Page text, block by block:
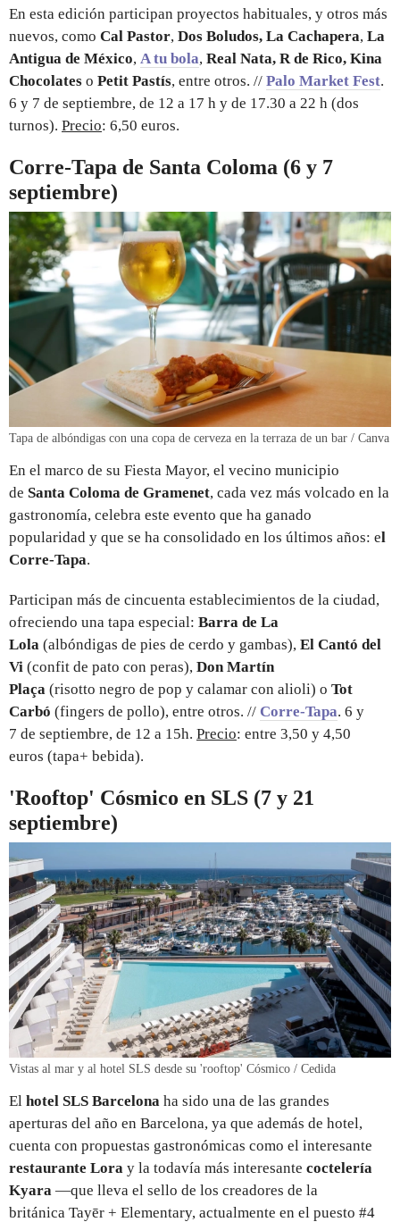
En esta edición participan proyectos habituales, y otros más
nuevos, como Cal Pastor, Dos Boludos, La Cachapera, La
Antigua de México, A tu bola, Real Nata, R de Rico, Kina
Chocolates o Petit Pastís, entre otros. // Palo Market Fest.
6 y 7 de septiembre, de 12 a 17 h y de 17.30 a 22 h (dos
turnos). Precio: 6,50 euros.
Corre-Tapa de Santa Coloma (6 y 7
septiembre)
Tapa de albóndigas con una copa de cerveza en la terraza de un bar / Canva
En el marco de su Fiesta Mayor, el vecino municipio
de Santa Coloma de Gramenet, cada vez más volcado en la
gastronomía, celebra este evento que ha ganado
popularidad y que se ha consolidado en los últimos años: el
Corre-Tapa.
Participan más de cincuenta establecimientos de la ciudad,
ofreciendo una tapa especial: Barra de La
Lola (albóndigas de pies de cerdo y gambas), El Cantó del
Vi (confit de pato con peras), Don Martín
Plaça (risotto negro de pop y calamar con alioli) o Tot
Carbó (fingers de pollo), entre otros. // Corre-Tapa. 6 y
7 de septiembre, de 12 a 15h. Precio: entre 3,50 y 4,50
euros (tapa+ bebida).
'Rooftop' Cósmico en SLS (7 y 21
septiembre)
Vistas al mar y al hotel SLS desde su 'rooftop' Cósmico / Cedida
El hotel SLS Barcelona ha sido una de las grandes
aperturas del año en Barcelona, ya que además de hotel,
cuenta con propuestas gastronómicas como el interesante
restaurante Lora y la todavía más interesante coctelería
Kyara —que lleva el sello de los creadores de la
británica Tayēr + Elementary, actualmente en el puesto #4